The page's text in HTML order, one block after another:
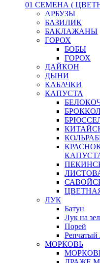
01 СЕМЕНА (
АРБУЗЫ
БАЗИЛИК
БАКЛАЖАНЫ
ГОРОХ
БОБЫ
ГОРОХ
ДАЙКОН
ДЫНИ
КАБАЧКИ
КАПУСТА
ЛУК
Батун
Лук на
Порей
Репчатый
МОРКОВЬ